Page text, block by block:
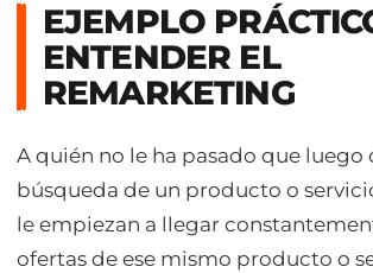
EJEMPLO
ENTENDER EL
REMARKETING
A quién no le ha pasado que luego
búsqueda de un producto o
le empiezan a llegar
ofertas de ese mismo producto o